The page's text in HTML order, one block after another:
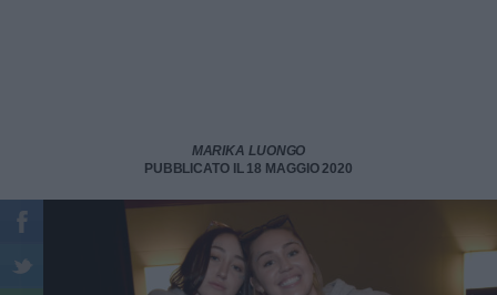
MARIKA LUONGO
PUBBLICATO IL 18 MAGGIO 2020